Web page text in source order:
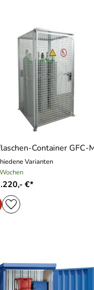
Container GFC-
Varianten
€*